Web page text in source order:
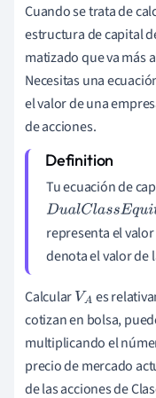
Cuando se trata de
estructura de capital
matizado que va más
Necesitas una
el valor de una
de acciones.
Tu ecuación de
DualClassEquityVal
representa el valor
denota el valor de
Calcular VA es
cotizan en bolsa,
multiplicando el
precio de mercado
de las acciones de